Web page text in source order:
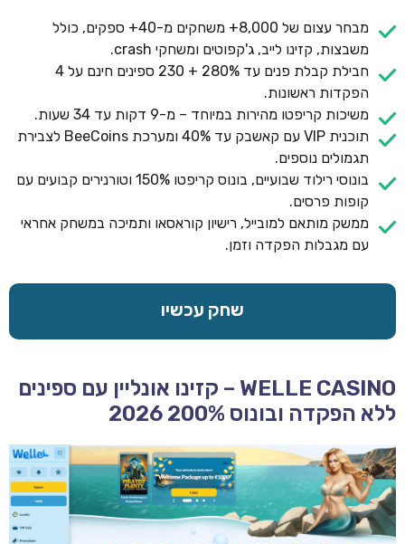
מבחר עצום של 8,000+ משחקים מ-40+ ספקים, כולל
משבצות, קזינו לייב, ג'קפוטים ומשחקי crash.
חבילת קבלת פנים עד 280% + 230 ספינים חינם על 4
הפקדות ראשונות.
משיכות קריפטו מהירות במיוחד – מ-9 דקות עד 34 שעות.
תוכנית VIP עם קאשבק עד 40% ומערכת BeeCoins לצבירת
תגמולים נוספים.
בונוסי רילוד שבועיים, בונוס קריפטו 150% וטורנירים קבועים עם
קופות פרסים.
ממשק מותאם למובייל, רישיון קוראסאו ותמיכה במשחק אחראי
עם מגבלות הפקדה וזמן.
שחק עכשיו
WELLE CASINO – קזינו אונליין עם ספינים
ללא הפקדה ובונוס 200% 2026